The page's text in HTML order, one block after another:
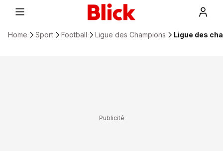
Home Sport Football Ligue des Champions Ligue des